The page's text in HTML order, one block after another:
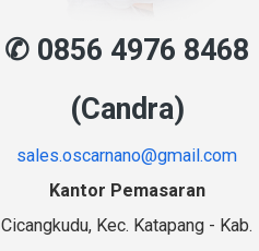
✆ 0856 4976 8468
(Candra)
sales.oscarnano@gmail.com
Kantor Pemasaran
Cicangkudu, Kec. Katapang - Kab.